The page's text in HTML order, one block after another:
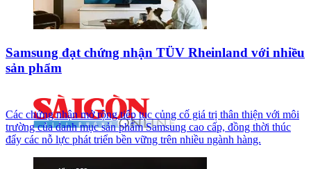
Samsung đạt chứng nhận TÜV Rheinland với nhiều
sản phẩm
Các chứng nhận mở rộng tiếp tục củng cố giá trị thân thiện với môi
trường của danh mục sản phẩm Samsung cao cấp, đồng thời thúc
đẩy các nỗ lực phát triển bền vững trên nhiều ngành hàng.